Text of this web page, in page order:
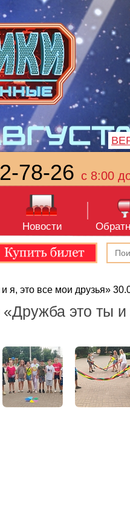
78-26 с 8:00
Новости
я, это все мои друзья»
это ты